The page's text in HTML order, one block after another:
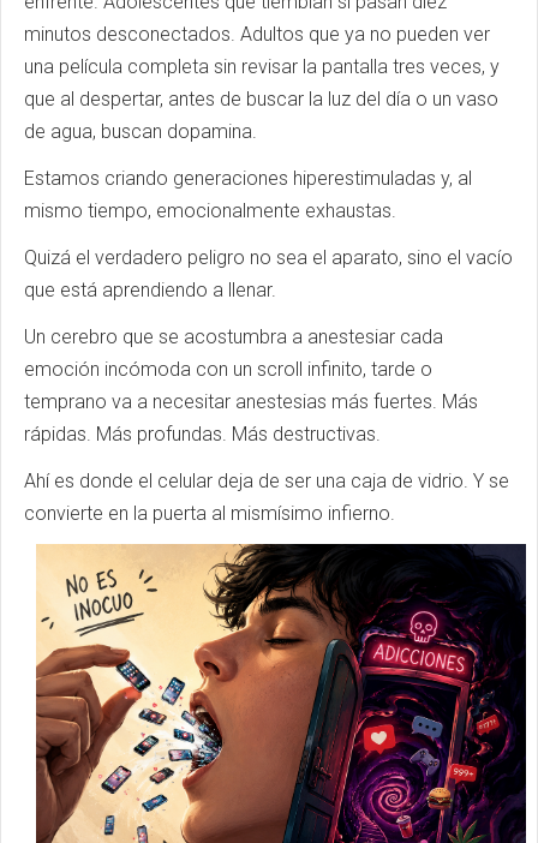
minutos desconectados. Adultos que ya no pueden ver
una película completa sin revisar la pantalla tres veces, y
que al despertar, antes de buscar la luz del día o un vaso
de agua, buscan dopamina.
Estamos criando generaciones hiperestimuladas y, al
mismo tiempo, emocionalmente exhaustas.
Quizá el verdadero peligro no sea el aparato, sino el vacío
que está aprendiendo a llenar.
Un cerebro que se acostumbra a anestesiar cada
emoción incómoda con un scroll infinito, tarde o
temprano va a necesitar anestesias más fuertes. Más
rápidas. Más profundas. Más destructivas.
Ahí es donde el celular deja de ser una caja de vidrio. Y se
convierte en la puerta al mismísimo infierno.